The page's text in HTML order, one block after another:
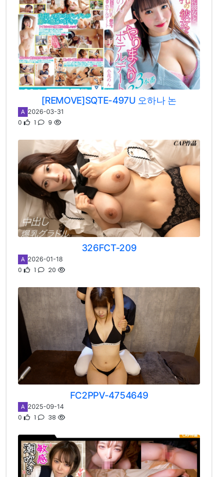
[REMOVE]SQTE-497U 오하나 논
A 2026-03-31
0 1 9
326FCT-209
A 2026-01-18
0 1 20
FC2PPV-4754649
A 2025-09-14
0 1 38